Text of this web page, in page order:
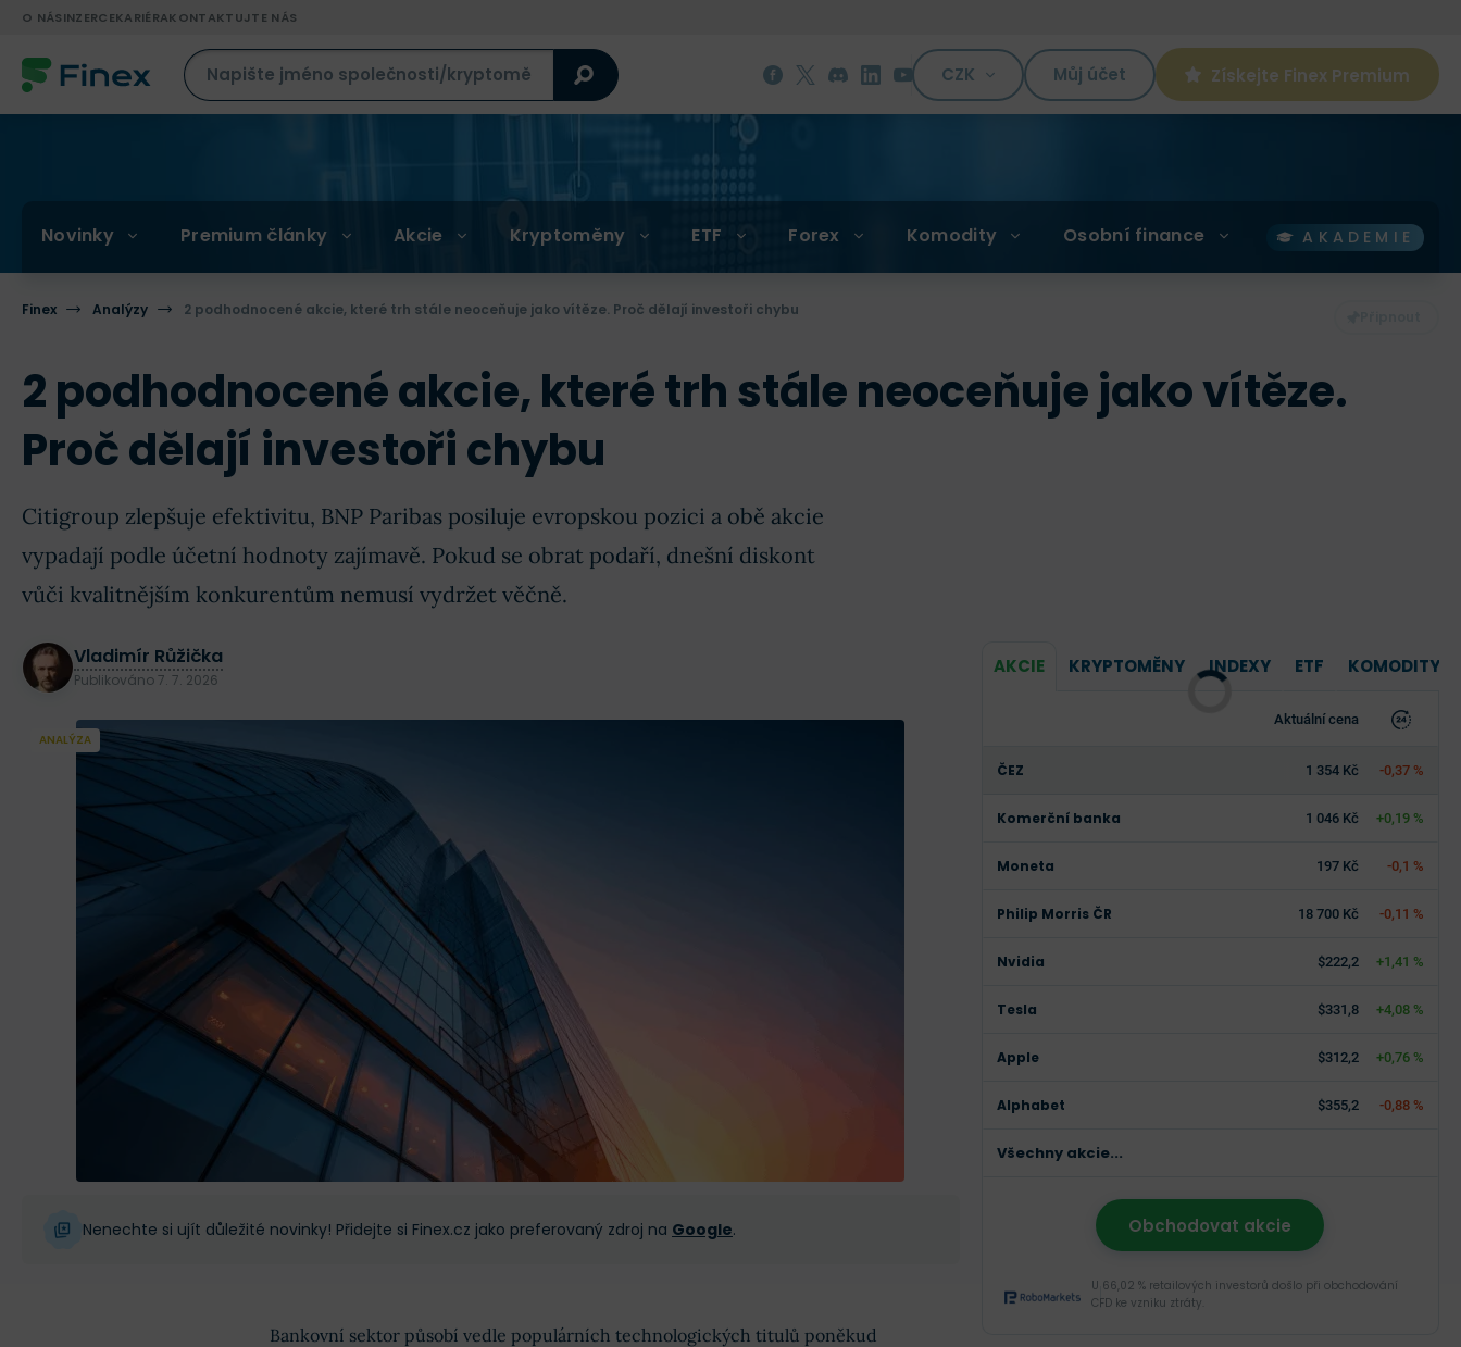
O NÁSINZERCEKARIÉRAKONTAKTUJTE NÁS
CZK Můj účet Získejte Finex Premium
Novinky Premium články Akcie Kryptoměny ETF Forex Komodity Osobní finance AKADEMIE
Finex Analýzy 2 podhodnocené akcie, které trh stále neoceňuje jako vítěze. Proč dělají investoři chybu
2 podhodnocené akcie, které trh stále neoceňuje jako vítěze.
Proč dělají investoři chybu
Citigroup zlepšuje efektivitu, BNP Paribas posiluje evropskou pozici a obě akcie
vypadají podle účetní hodnoty zajímavě. Pokud se obrat podaří, dnešní diskont
vůči kvalitnějším konkurentům nemusí vydržet věčně.
Vladimír Růžička
Publikováno7. 7. 2026
ANALÝZA
Nenechte si ujít důležité novinky! Přidejte si Finex.cz jako preferovaný zdroj na Google.
Bankovní sektor působí vedle populárních technologických titulů poněkud
AKCIE KRYPTOMĚNY INDEXY ETF KOMODITY
Aktuální cena
ČEZ 1 354 Kč -0,37 %
Komerční banka 1 046 Kč +0,19 %
Moneta 197 Kč -0,1 %
Philip Morris ČR 18 700 Kč -0,11 %
Nvidia $222,2 +1,41 %
Tesla $331,8 +4,08 %
Apple $312,2 +0,76 %
Alphabet $355,2 -0,88 %
Všechny akcie...
Obchodovat akcie
U 66,02 % retailových investorů došlo při obchodování
CFD ke vzniku ztráty.